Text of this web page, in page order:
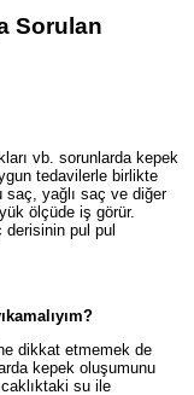
Sorulan
vb. sorunlarda kepek
tedavilerle birlikte
saç, yağlı saç ve diğer
ölçüde iş görür.
derisinin pul pul
dikkat etmemek de
kepek oluşumunu
su ile